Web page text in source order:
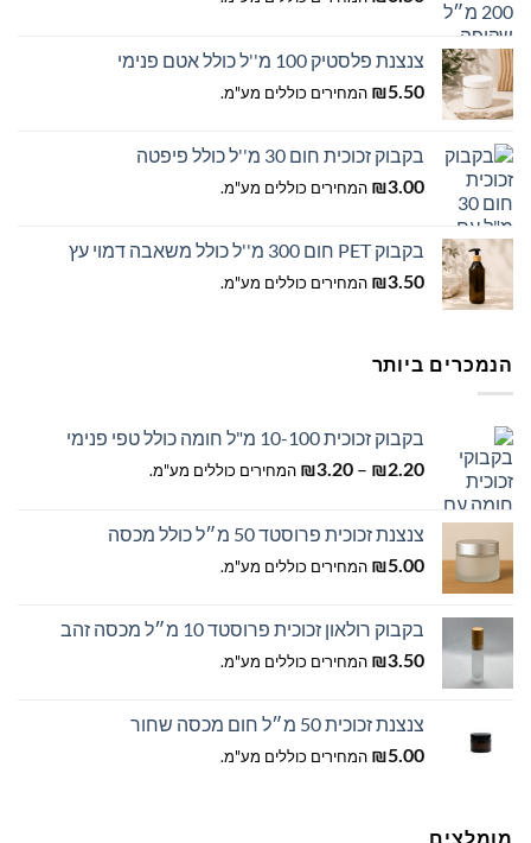
צנצנת פלסטיק 100 מ''ל כולל אטם פנימי
₪5.50 המחירים כוללים מע"מ.
בקבוק זכוכית חום 30 מ''ל כולל פיפטה
₪3.00 המחירים כוללים מע"מ.
בקבוק PET חום 300 מ''ל כולל משאבה דמוי עץ
₪3.50 המחירים כוללים מע"מ.
הנמכרים ביותר
בקבוק זכוכית 10-100 מ"ל חומה כולל טפי פנימי
₪2.20
–
₪3.20
טווח
עד
המחירים כוללים מע"מ.
צנצנת זכוכית פרוסטד 50 מ״ל כולל מכסה
₪5.00 המחירים כוללים מע"מ.
בקבוק רולאון זכוכית פרוסטד 10 מ״ל מכסה זהב
₪3.50 המחירים כוללים מע"מ.
צנצנת זכוכית 50 מ״ל חום מכסה שחור
₪5.00 המחירים כוללים מע"מ.
מומלצים